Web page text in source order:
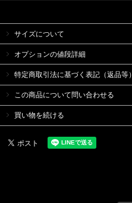
サイズについて
オプションの値段詳細
特定商取引法に基づく表記（返品等）
この商品について問い合わせる
買い物を続ける